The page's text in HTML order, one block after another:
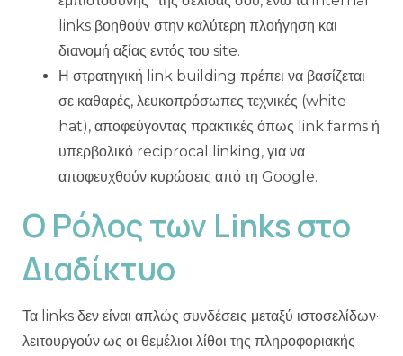
links βοηθούν στην καλύτερη πλοήγηση και
διανομή αξίας εντός του site.
Η στρατηγική link building πρέπει να βασίζεται
σε καθαρές, λευκοπρόσωπες τεχνικές (white
hat), αποφεύγοντας πρακτικές όπως link farms ή
υπερβολικό reciprocal linking, για να
αποφευχθούν κυρώσεις από τη Google.
Ο Ρόλος των Links στο
Διαδίκτυο
Τα links δεν είναι απλώς συνδέσεις μεταξύ ιστοσελίδων·
λειτουργούν ως οι θεμέλιοι λίθοι της πληροφοριακής